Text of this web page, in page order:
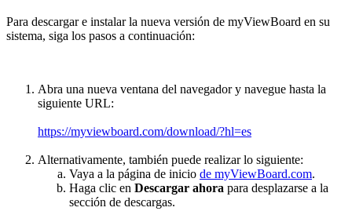
Para descargar e instalar la nueva versión de myViewBoard en su
sistema, siga los pasos a continuación:
Abra una nueva ventana del navegador y navegue hasta la
siguiente URL:
https://myviewboard.com/download/?hl=es
Alternativamente, también puede realizar lo siguiente:
Vaya a la página de inicio de myViewBoard.com.
Haga clic en Descargar ahora para desplazarse a la
sección de descargas.